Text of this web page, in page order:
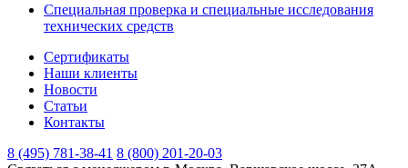
Специальная проверка и специальные исследования
технических средств
Сертификаты
Наши клиенты
Новости
Статьи
Контакты
8 (495) 781-38-41 8 (800) 201-20-03